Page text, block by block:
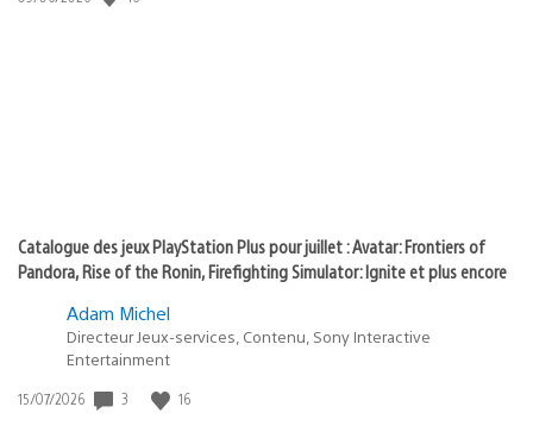
Catalogue des jeux PlayStation Plus pour juillet : Avatar: Frontiers of
Pandora, Rise of the Ronin, Firefighting Simulator: Ignite et plus encore
Adam Michel
Directeur Jeux-services, Contenu, Sony Interactive
Entertainment
Date
15/07/2026 3 16